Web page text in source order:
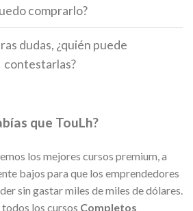
comprarlo?
dudas, ¿quién puede
contestarlas?
que TouLh?
los mejores cursos premium, a
bajos para que los emprendedores
sin gastar miles de miles de dólares.
los cursos Completos